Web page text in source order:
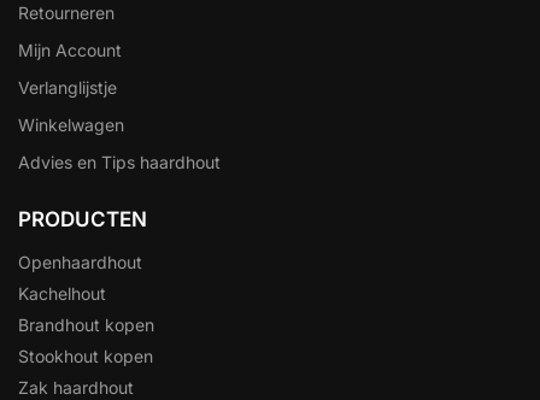
Retourneren
Mijn Account
Verlanglijstje
Winkelwagen
Advies en Tips haardhout
PRODUCTEN
Openhaardhout
Kachelhout
Brandhout kopen
Stookhout kopen
Zak haardhout